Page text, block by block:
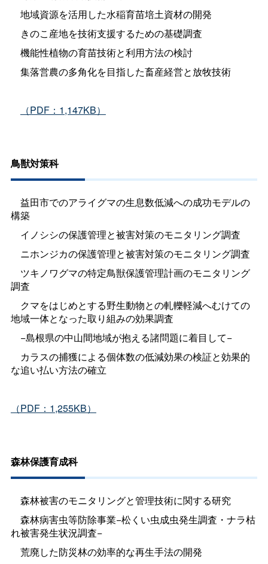
地域資源を活用した水稲育苗培土資材の開発
きのこ産地を技術支援するための基礎調査
機能性植物の育苗技術と利用方法の検討
集落営農の多角化を目指した畜産経営と放牧技術
（PDF：1,147KB）
鳥獣対策科
益田市でのアライグマの生息数低減への成功モデルの
構築
イノシシの保護管理と被害対策のモニタリング調査
ニホンジカの保護管理と被害対策のモニタリング調査
ツキノワグマの特定鳥獣保護管理計画のモニタリング
調査
クマをはじめとする野生動物との軋轢軽減へむけての
地域一体となった取り組みの効果調査
−島根県の中山間地域が抱える諸問題に着目して−
カラスの捕獲による個体数の低減効果の検証と効果的
な追い払い方法の確立
（PDF：1,255KB）
森林保護育成科
森林被害のモニタリングと管理技術に関する研究
森林病害虫等防除事業−松くい虫成虫発生調査・ナラ枯
れ被害発生状況調査−
荒廃した防災林の効率的な再生手法の開発